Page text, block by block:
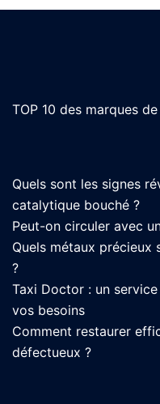
TOP 10 des marques
Quels sont les signes
catalytique bouché ?
Peut-on circuler avec
Quels métaux précieux
?
Taxi Doctor : un
vos besoins
Comment restaurer
défectueux ?